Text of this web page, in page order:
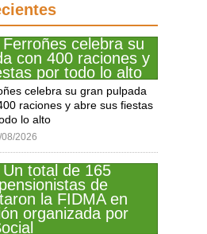
celebra su gran pulpada
raciones y abre sus fiestas
lo alto
2026